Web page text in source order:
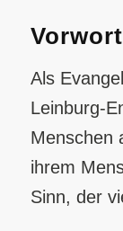
Als
Leinburg-
Menschen
ihrem
Sinn, der